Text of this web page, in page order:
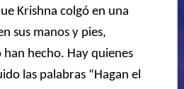
Krishna colgó en una
sus manos y pies,
hecho. Hay quienes
las palabras “Hagan el